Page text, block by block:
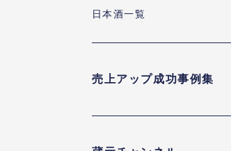
日本酒一覧
売上アップ成功事例集